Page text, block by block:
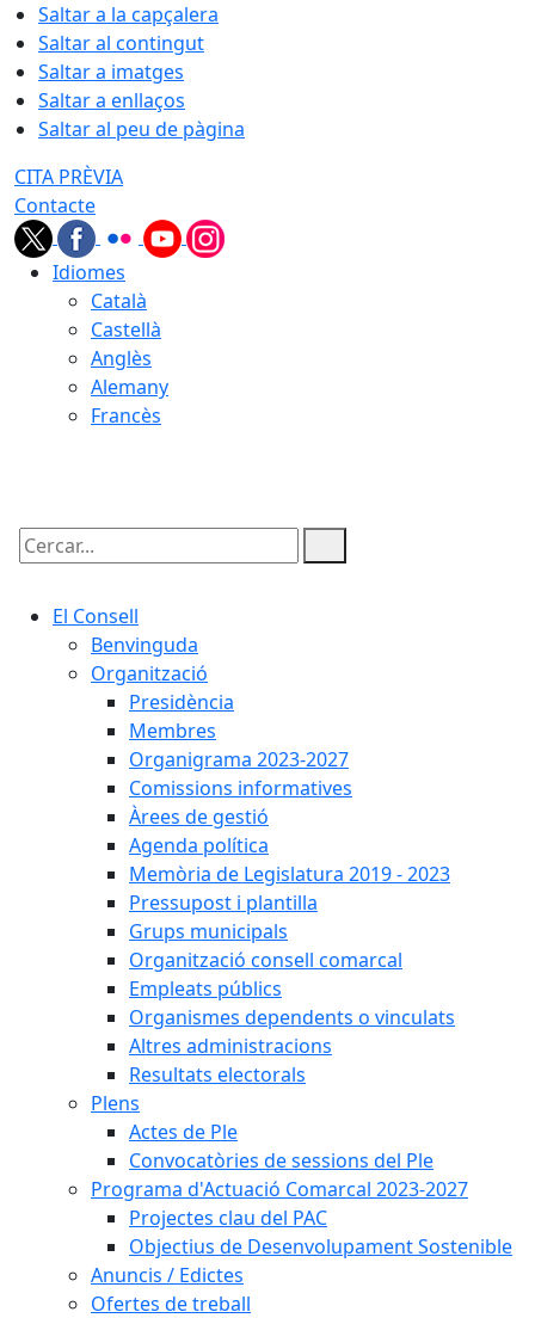
Saltar a la capçalera
Saltar al contingut
Saltar a imatges
Saltar a enllaços
Saltar al peu de pàgina
CITA PRÈVIA
Contacte
Idiomes
Català
Castellà
Anglès
Alemany
Francès
Cercar:
El Consell
Benvinguda
Organització
Presidència
Membres
Organigrama 2023-2027
Comissions informatives
Àrees de gestió
Agenda política
Memòria de Legislatura 2019 - 2023
Pressupost i plantilla
Grups municipals
Organització consell comarcal
Empleats públics
Organismes dependents o vinculats
Altres administracions
Resultats electorals
Plens
Actes de Ple
Convocatòries de sessions del Ple
Programa d'Actuació Comarcal 2023-2027
Projectes clau del PAC
Objectius de Desenvolupament Sostenible
Anuncis / Edictes
Ofertes de treball